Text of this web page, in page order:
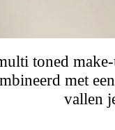
toned
met
vallen